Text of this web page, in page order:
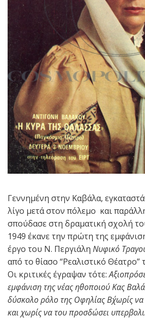
Γεννημένη στην Καβάλα,
λίγο μετά στον πόλεμο και
σπούδασε στη δραματική σχολή
1949 έκανε την πρώτη της
έργο του Ν. Περγιάλη Νυφικό
από το θίασο “Ρεαλιστικό Θέατρο”
Οι κριτικές έγραψαν τότε:
εμφάνιση της νέας ηθοποιού Κας
δύσκολο ρόλο της Οφηλίας Β΄χωρίς
και χωρίς να του προσδώσει